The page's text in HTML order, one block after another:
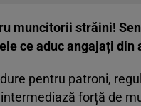
muncitorii străini!
ce aduc angajați din
pentru patroni,
forță de